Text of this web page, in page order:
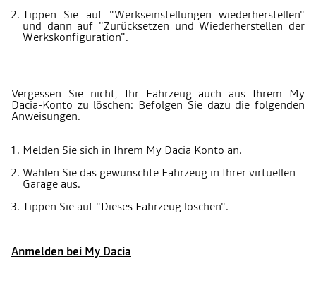
Tippen Sie auf "Werkseinstellungen wiederherstellen"
und dann auf "Zurücksetzen und Wiederherstellen der
Werkskonfiguration".
Vergessen Sie nicht, Ihr Fahrzeug auch aus Ihrem My
Dacia-Konto zu löschen: Befolgen Sie dazu die folgenden
Anweisungen.
Melden Sie sich in Ihrem My Dacia Konto an.
Wählen Sie das gewünschte Fahrzeug in Ihrer virtuellen
Garage aus.
Tippen Sie auf "Dieses Fahrzeug löschen".
Anmelden bei My Dacia